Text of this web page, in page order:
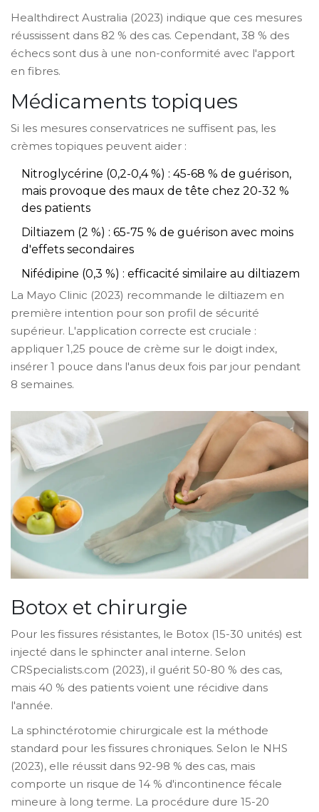
Healthdirect Australia (2023) indique que ces mesures
réussissent dans 82 % des cas. Cependant, 38 % des
échecs sont dus à une non-conformité avec l'apport
en fibres.
Médicaments topiques
Si les mesures conservatrices ne suffisent pas, les
crèmes topiques peuvent aider :
Nitroglycérine (0,2-0,4 %) : 45-68 % de guérison,
mais provoque des maux de tête chez 20-32 %
des patients
Diltiazem (2 %) : 65-75 % de guérison avec moins
d'effets secondaires
Nifédipine (0,3 %) : efficacité similaire au diltiazem
La Mayo Clinic (2023) recommande le diltiazem en
première intention pour son profil de sécurité
supérieur. L'application correcte est cruciale :
appliquer 1,25 pouce de crème sur le doigt index,
insérer 1 pouce dans l'anus deux fois par jour pendant
8 semaines.
Botox et chirurgie
Pour les fissures résistantes, le Botox (15-30 unités) est
injecté dans le sphincter anal interne. Selon
CRSpecialists.com (2023), il guérit 50-80 % des cas,
mais 40 % des patients voient une récidive dans
l'année.
La sphinctérotomie chirurgicale est la méthode
standard pour les fissures chroniques. Selon le NHS
(2023), elle réussit dans 92-98 % des cas, mais
comporte un risque de 14 % d'incontinence fécale
mineure à long terme. La procédure dure 15-20